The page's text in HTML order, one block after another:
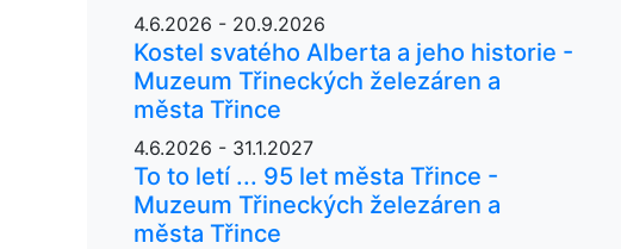
4.6.2026 - 20.9.2026
Kostel svatého Alberta a jeho historie -
Muzeum Třineckých železáren a
města Třince
4.6.2026 - 31.1.2027
To to letí ... 95 let města Třince -
Muzeum Třineckých železáren a
města Třince